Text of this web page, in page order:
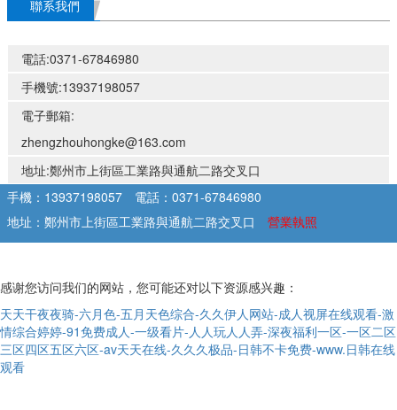
聯系我們
電話:0371-67846980
手機號:13937198057
電子郵箱:
zhengzhouhongke@163.com
地址:鄭州市上街區工業路與通航二路交叉口
手機：13937198057
電話：0371-67846980
地址：鄭州市上街區工業路與通航二路交叉口
營業執照
感谢您访问我们的网站，您可能还对以下资源感兴趣：
天天干夜夜骑-六月色-五月天色综合-久久伊人网站-成人视屏在线观看-激
情综合婷婷-91免费成人-一级看片-人人玩人人弄-深夜福利一区-一区二区
三区四区五区六区-av天天在线-久久久极品-日韩不卡免费-www.日韩在线
观看